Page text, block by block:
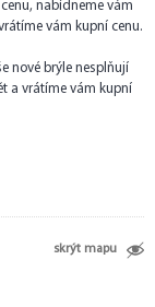
nabídneme vám
vám kupní cenu.
nové brýle nesplňují
a vrátíme vám kupní
skrýt mapu